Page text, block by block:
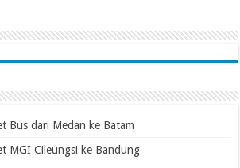
Bus dari Medan ke Batam
MGI Cileungsi ke Bandung